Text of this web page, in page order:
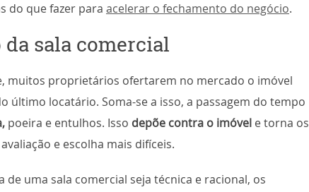
do que fazer para acelerar o fechamento do negócio.
da sala comercial
muitos proprietários ofertarem no mercado o imóvel
último locatário. Soma-se a isso, a passagem do tempo
poeira e entulhos. Isso depõe contra o imóvel e torna os
e escolha mais difíceis.
de uma sala comercial seja técnica e racional, os